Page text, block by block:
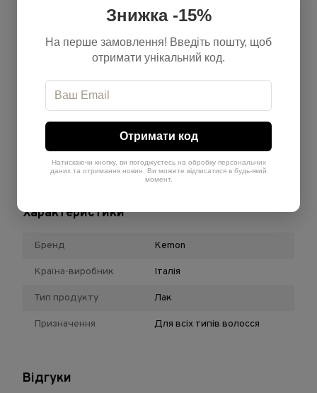
СТЕБЛА ВЕБРАСКВІТУ ЩУРКВАРНОГО (VERBASCUM DENSIFLORUM),
ЕКСТРАКТ ЦУРКВІТУ ІТАЛІЙСЬКОГО (HELICHRYSUM ITALICUM),
ЕКСТРАКТ КВІТІВ/ЛИСТЯ/СТЕБЛА КОТИ КРАВНОЇ (COTA TINCTORIA),
ЕКСТРАКТ НАСІННЯ ЛІНА ПОХОРОННОГО (LINUM USITATISSIMUM
(LINUM USITATISSIMUM))), АМІНОМЕТИЛПРОПАНОЛ, ПЕГ/ППГ-14/4
ДИМЕТИКОН, ТРИЕТИЛЦИТРАТ, ГЛІЦЕРИН, БЕНЗОФЕНОН-4,
ПАНТЕНОЛ, ПЕГ-75 ЛАНОЛІН, ПОЛІСОРБАТ 80, ПРОПІЛЕНГЛІКОЛЬ,
ЛИМОННА КИСЛОТА, БЕНЗИЛОВИЙ СПИРТ, СОРБАТ КАЛІЮ,
БЕНЗОАТ НАТРІЮ, ПАРФУМИ (АРОМАТИЗАТОР), ГЕКСИЛЦИНАМАЛЬ,
ЛІНАЛООЛ, ГЕКСАМЕТИЛІНДАНОПІРАН, ЛІМОНЕН,
БЕНЗИЛСАЛІЦИЛАТ, БЕНЗИЛБЕНЗОАТ, ТЕРПІНЕОЛ,
ЛІНАЛІЛАЦЕТАТ.
Характеристики
Бренд Kemon
Країна-виробник Італія
Тип продукту Лак
Призначення Для всіх типів волосся
Відгуки
Знижка -15%
На перше замовлення! Введіть пошту, щоб
отримати унікальний код.
Отримати код
Натискаючи кнопку, ви погоджуєтесь на обробку персональних
даних та отримання новин. Ви можете відписатися в будь-який
момент.